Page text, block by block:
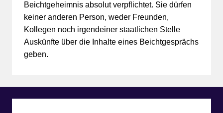
Beichtgeheimnis absolut verpflichtet. Sie dürfen
keiner anderen Person, weder Freunden,
Kollegen noch irgendeiner staatlichen Stelle
Auskünfte über die Inhalte eines Beichtgesprächs
geben.